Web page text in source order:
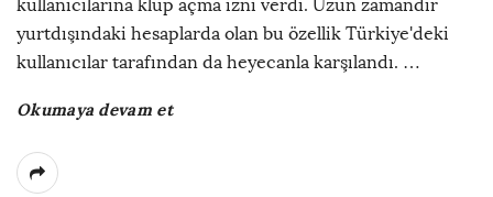
kullanıcılarına klüp açma izni verdi. Uzun zamandır
yurtdışındaki hesaplarda olan bu özellik Türkiye'deki
kullanıcılar tarafından da heyecanla karşılandı. …
Okumaya devam et